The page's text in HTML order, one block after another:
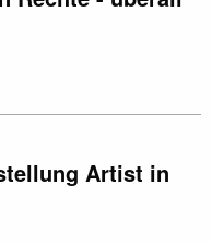
Artist in